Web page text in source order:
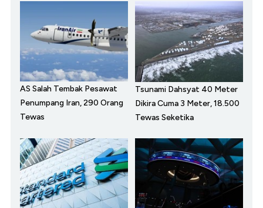
AS Salah Tembak Pesawat
Penumpang Iran, 290 Orang
Tewas
Tsunami Dahsyat 40 Meter
Dikira Cuma 3 Meter, 18.500
Tewas Seketika